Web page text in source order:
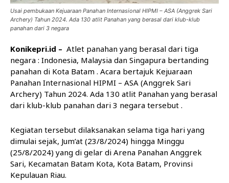
Usai pembukaan Kejuaraan Panahan Internasional HIPMI – ASA (Anggrek Sari
Archery) Tahun 2024. Ada 130 atlit Panahan yang berasal dari klub-klub
panahan dari 3 negara
Konikepri.id – Atlet panahan yang berasal dari tiga
negara : Indonesia, Malaysia dan Singapura bertanding
panahan di Kota Batam . Acara bertajuk Kejuaraan
Panahan Internasional HIPMI – ASA (Anggrek Sari
Archery) Tahun 2024. Ada 130 atlit Panahan yang berasal
dari klub-klub panahan dari 3 negara tersebut .
Kegiatan tersebut dilaksanakan selama tiga hari yang
dimulai sejak, Jum’at (23/8/2024) hingga Minggu
(25/8/2024) yang di gelar di Arena Panahan Anggrek
Sari, Kecamatan Batam Kota, Kota Batam, Provinsi
Kepulauan Riau.